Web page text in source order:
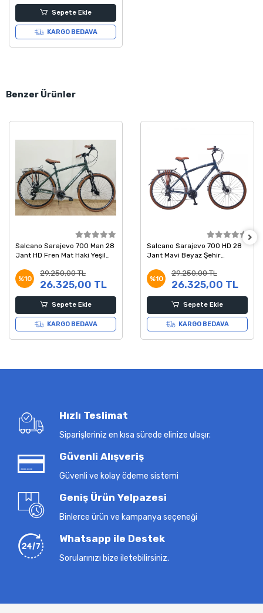
Sepete Ekle
KARGO BEDAVA
Benzer Ürünler
Salcano Sarajevo 700 Man 28
Jant HD Fren Mat Haki Yeşil
%10
29.250,00 TL
26.325,00 TL
Sepete Ekle
KARGO BEDAVA
Salcano Sarajevo 700 HD 28
Jant Mavi Beyaz Şehir
%10
29.250,00 TL
26.325,00 TL
Sepete Ekle
KARGO BEDAVA
Hızlı Teslimat
Siparişleriniz en kısa sürede elinize ulaşır.
Güvenli Alışveriş
Güvenli ve kolay ödeme sistemi
Geniş Ürün Yelpazesi
Binlerce ürün ve kampanya seçeneği
Whatsapp ile Destek
Sorularınızı bize iletebilirsiniz.